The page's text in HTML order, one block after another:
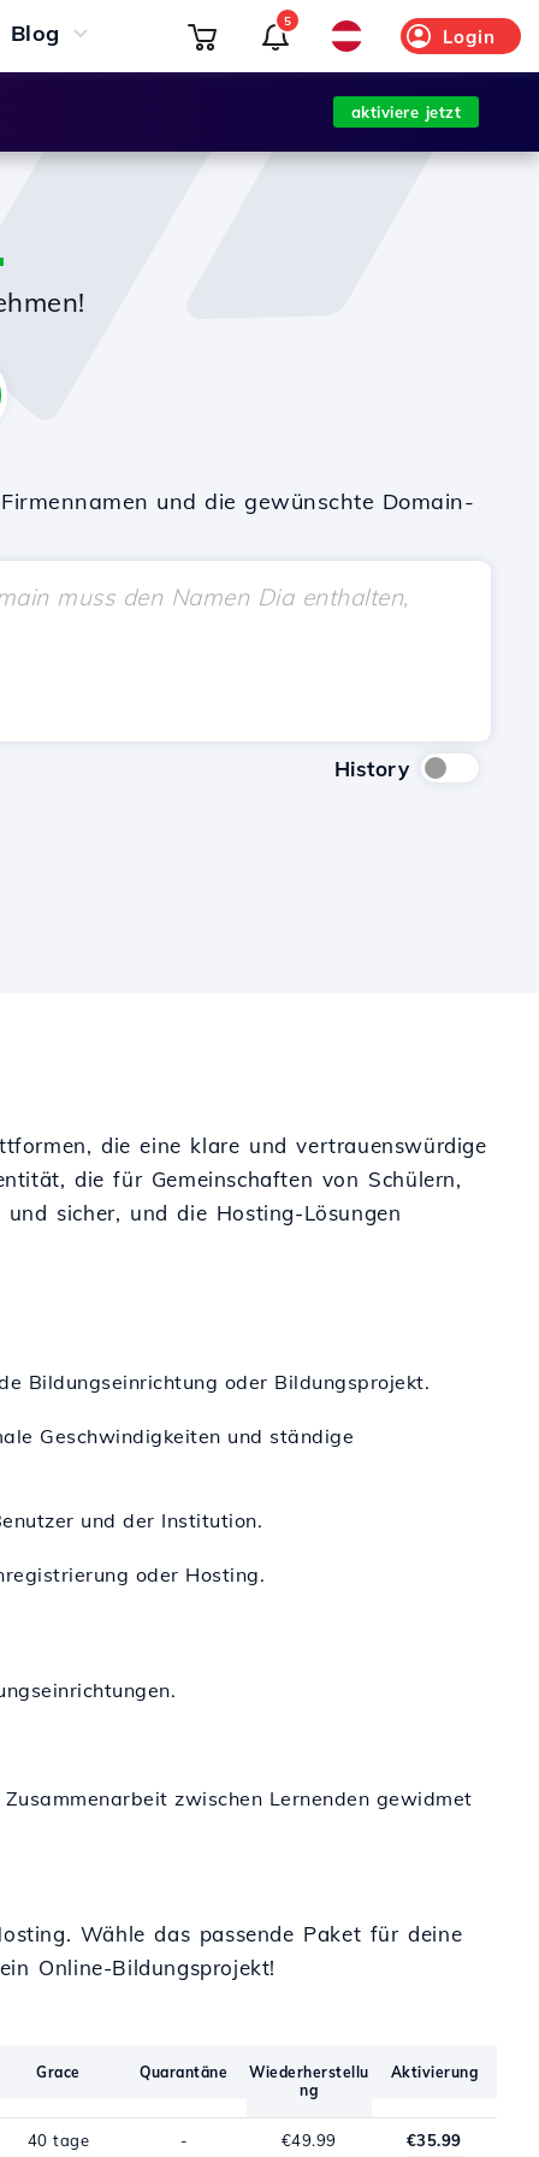
Blog Login
5
aktiviere jetzt
und die gewünschte Domain-
History
die eine klare und vertrauenswürdige
die für Gemeinschaften von Schülern,
sicher, und die Hosting-Lösungen
Bildungseinrichtung oder Bildungsprojekt.
Geschwindigkeiten und ständige
und der Institution.
oder Hosting.
zwischen Lernenden gewidmet
Wähle das passende Paket für deine
Online-Bildungsprojekt!
Grace Quarantäne
Wiederherstellu
ng
Aktivierung
40 tage - €49.99 €35.99